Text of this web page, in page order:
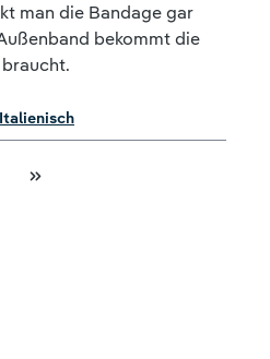
man die Bandage gar
bekommt die